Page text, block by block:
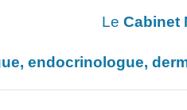
Le Cabinet
endocrinologue,